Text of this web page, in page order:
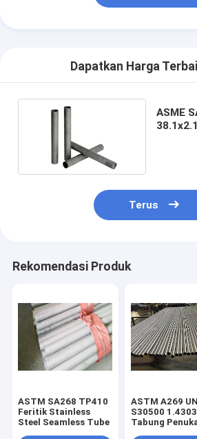
Dapatkan Harga
ASME
Terus
Rekomendasi Produk
ASTM SA268 TP410
Feritik Stainless
Steel Seamless Tube
ASTM A269
S30500 1.4303
Tabung